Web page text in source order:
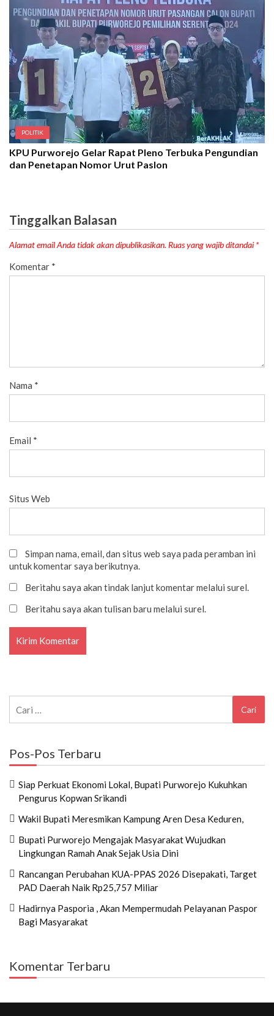
POLITIK
KPU Purworejo Gelar Rapat Pleno Terbuka Pengundian
dan Penetapan Nomor Urut Paslon
Tinggalkan Balasan
Alamat email Anda tidak akan dipublikasikan. Ruas yang wajib ditandai *
Komentar *
Nama *
Email *
Situs Web
Simpan nama, email, dan situs web saya pada peramban ini
untuk komentar saya berikutnya.
Beritahu saya akan tindak lanjut komentar melalui surel.
Beritahu saya akan tulisan baru melalui surel.
untuk:
Pos-Pos Terbaru
Siap Perkuat Ekonomi Lokal, Bupati Purworejo Kukuhkan
Pengurus Kopwan Srikandi
Wakil Bupati Meresmikan Kampung Aren Desa Keduren,
Bupati Purworejo Mengajak Masyarakat Wujudkan
Lingkungan Ramah Anak Sejak Usia Dini
Rancangan Perubahan KUA-PPAS 2026 Disepakati, Target
PAD Daerah Naik Rp25,757 Miliar
Hadirnya Pasporia , Akan Mempermudah Pelayanan Paspor
Bagi Masyarakat
Komentar Terbaru